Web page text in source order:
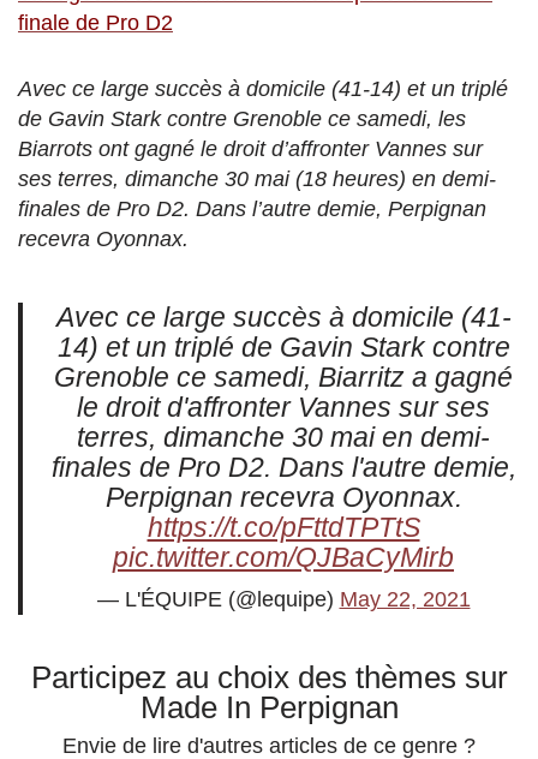
finale de Pro D2
Avec ce large succès à domicile (41-14) et un triplé
de Gavin Stark contre Grenoble ce samedi, les
Biarrots ont gagné le droit d’affronter Vannes sur
ses terres, dimanche 30 mai (18 heures) en demi-
finales de Pro D2. Dans l’autre demie, Perpignan
recevra Oyonnax.
Avec ce large succès à domicile (41-
14) et un triplé de Gavin Stark contre
Grenoble ce samedi, Biarritz a gagné
le droit d'affronter Vannes sur ses
terres, dimanche 30 mai en demi-
finales de Pro D2. Dans l'autre demie,
Perpignan recevra Oyonnax.
https://t.co/pFttdTPTtS
pic.twitter.com/QJBaCyMirb
— L'ÉQUIPE (@lequipe) May 22, 2021
Participez au choix des thèmes sur
Made In Perpignan
Envie de lire d'autres articles de ce genre ?